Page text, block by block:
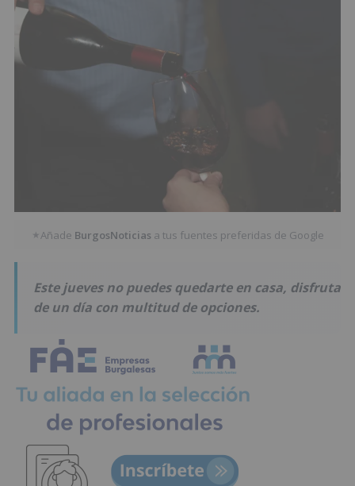
★Añade BurgosNoticias a tus fuentes preferidas de Google
Este jueves no puedes quedarte en casa, disfruta
de un día con multitud de opciones.